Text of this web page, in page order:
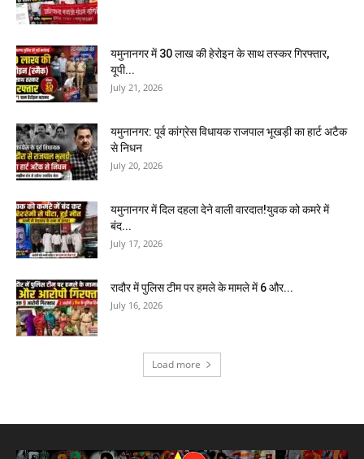
यमुनानगर में 30 लाख की हेरोइन के साथ तस्कर गिरफ्तार,
यूपी...
July 21, 2026
यमुनानगर: पूर्व कांग्रेस विधायक राजपाल भूखड़ी का हार्ट अटैक
से निधन
July 20, 2026
यमुनानगर में दिल दहला देने वाली वारदात!युवक को कमरे में
बंद...
July 17, 2026
रादौर में पुलिस टीम पर हमले के मामले में 6 और...
July 16, 2026
Load more